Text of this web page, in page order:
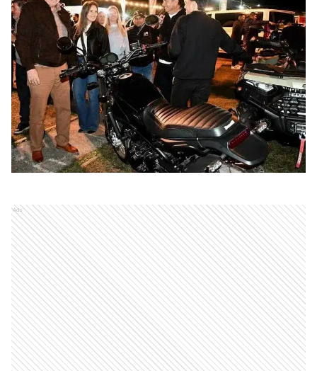
Ads